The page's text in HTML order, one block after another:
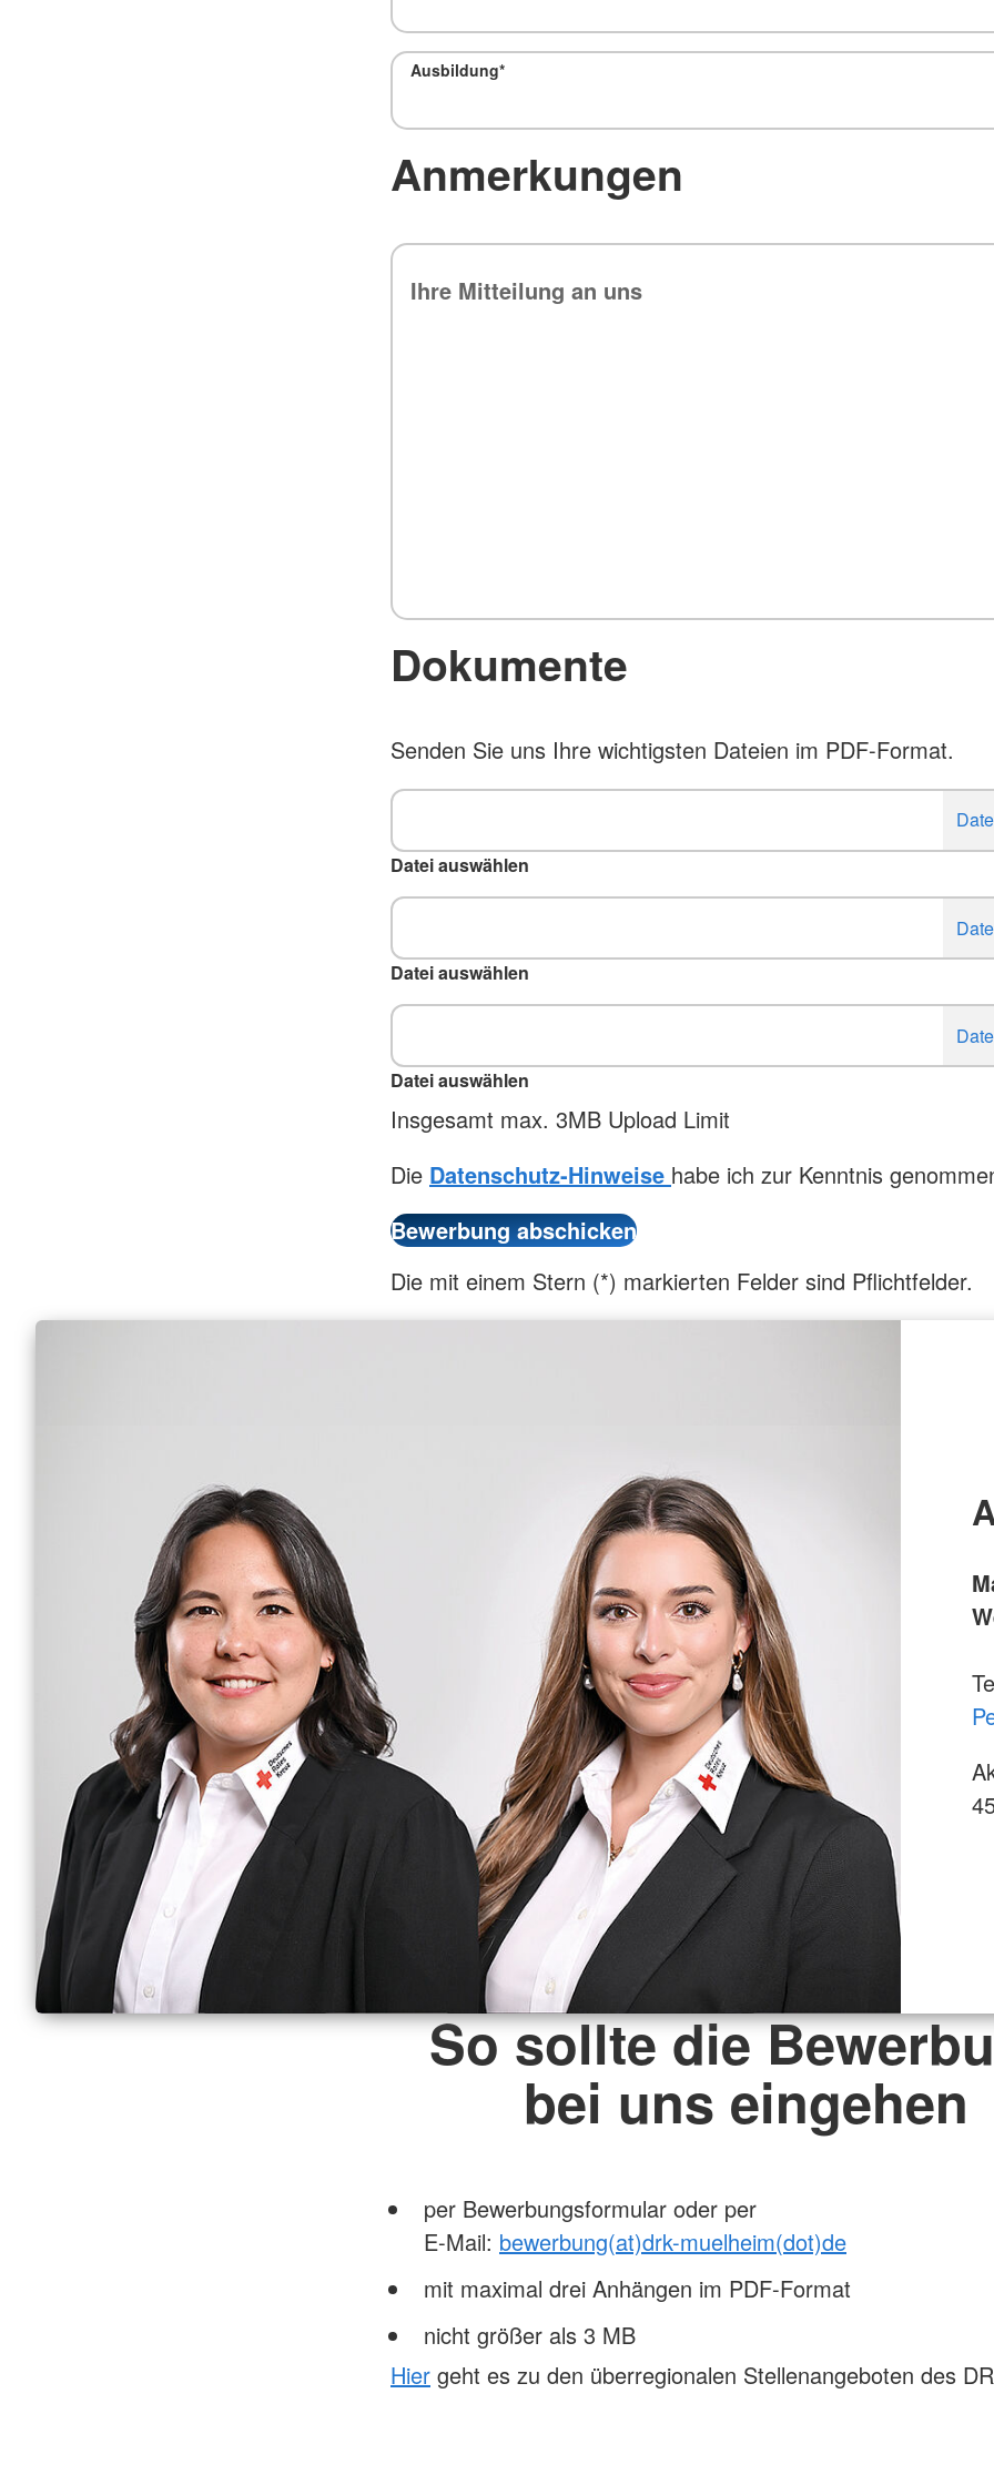
Ausbildung*
Anmerkungen
Dokumente
Senden Sie uns Ihre wichtigsten Dateien im PDF-Format.
Datei auswählen
Datei auswählen
Datei auswählen
Insgesamt max. 3MB Upload Limit
Die Datenschutz-Hinweise habe ich zur Kenntnis
Die mit einem Stern (*) markierten Felder sind Pflichtfelder.
So sollte die
bei uns eingehen
per Bewerbungsformular oder per
E-Mail: bewerbung(at)drk-muelheim(dot)de
mit maximal drei Anhängen im PDF-Format
nicht größer als 3 MB
Hier geht es zu den überregionalen Stellenangeboten des